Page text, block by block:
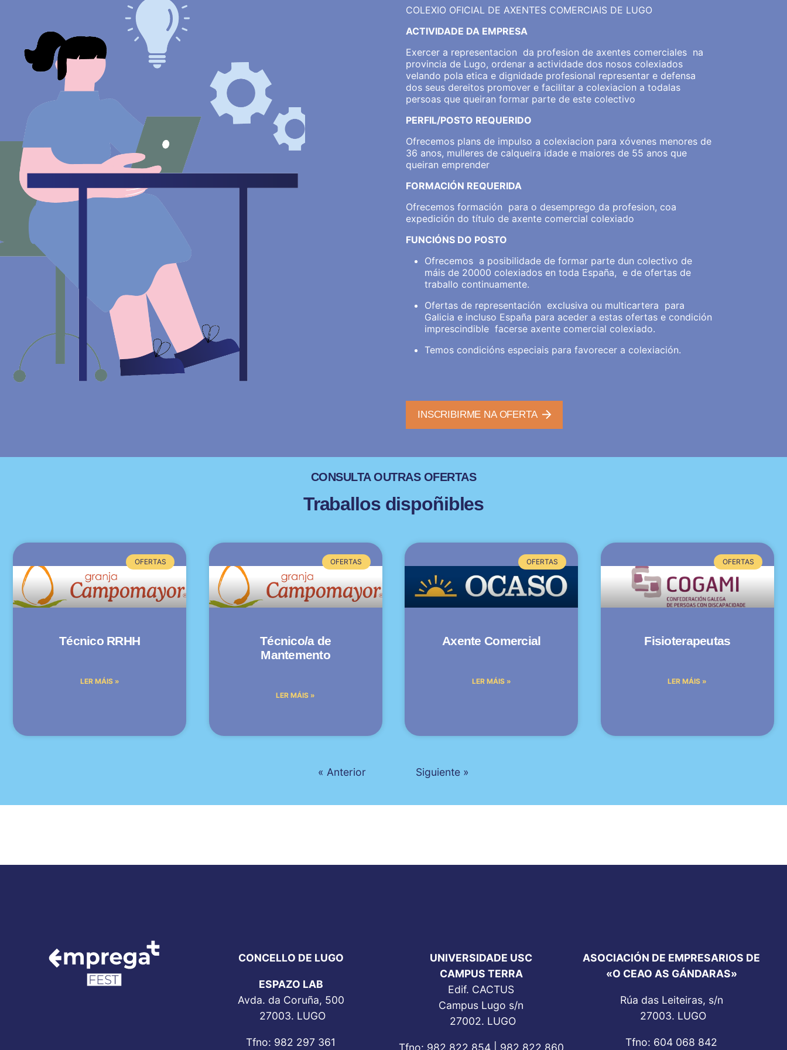
COLEXIO OFICIAL DE AXENTES COMERCIAIS DE LUGO
ACTIVIDADE DA EMPRESA
Exercer a representacion da profesion de axentes comerciales na
provincia de Lugo, ordenar a actividade dos nosos colexiados
velando pola etica e dignidade profesional representar e defensa
dos seus dereitos promover e facilitar a colexiacion a todalas
persoas que queiran formar parte de este colectivo
PERFIL/POSTO REQUERIDO
Ofrecemos plans de impulso a colexiacion para xóvenes menores de
36 anos, mulleres de calqueira idade e maiores de 55 anos que
queiran emprender
FORMACIÓN REQUERIDA
Ofrecemos formación para o desemprego da profesion, coa
expedición do título de axente comercial colexiado
FUNCIÓNS DO POSTO
Ofrecemos a posibilidade de formar parte dun colectivo de
máis de 20000 colexiados en toda España, e de ofertas de
traballo continuamente.
Ofertas de representación exclusiva ou multicartera para
Galicia e incluso España para aceder a estas ofertas e condición
imprescindible facerse axente comercial colexiado.
Temos condicións especiais para favorecer a colexiación.
INSCRIBIRME NA OFERTA
CONSULTA OUTRAS OFERTAS
Traballos dispoñibles
OFERTAS
Técnico RRHH
LER MÁIS »
OFERTAS
Técnico/a de
Mantemento
LER MÁIS »
OFERTAS
Axente Comercial
LER MÁIS »
OFERTAS
Fisioterapeutas
LER MÁIS »
« Anterior Siguiente »
CONCELLO DE LUGO
ESPAZO LAB
Avda. da Coruña, 500
27003. LUGO
Tfno: 982 297 361
UNIVERSIDADE USC
CAMPUS TERRA
Edif. CACTUS
Campus Lugo s/n
27002. LUGO
Tfno: 982 822 854 | 982 822 860
ASOCIACIÓN DE EMPRESARIOS DE
«O CEAO AS GÁNDARAS»
Rúa das Leiteiras, s/n
27003. LUGO
Tfno: 604 068 842